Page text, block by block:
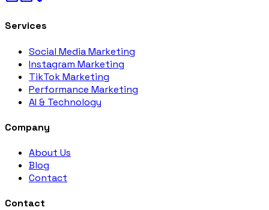
Services
Social Media Marketing
Instagram Marketing
TikTok Marketing
Performance Marketing
AI & Technology
Company
About Us
Blog
Contact
Contact